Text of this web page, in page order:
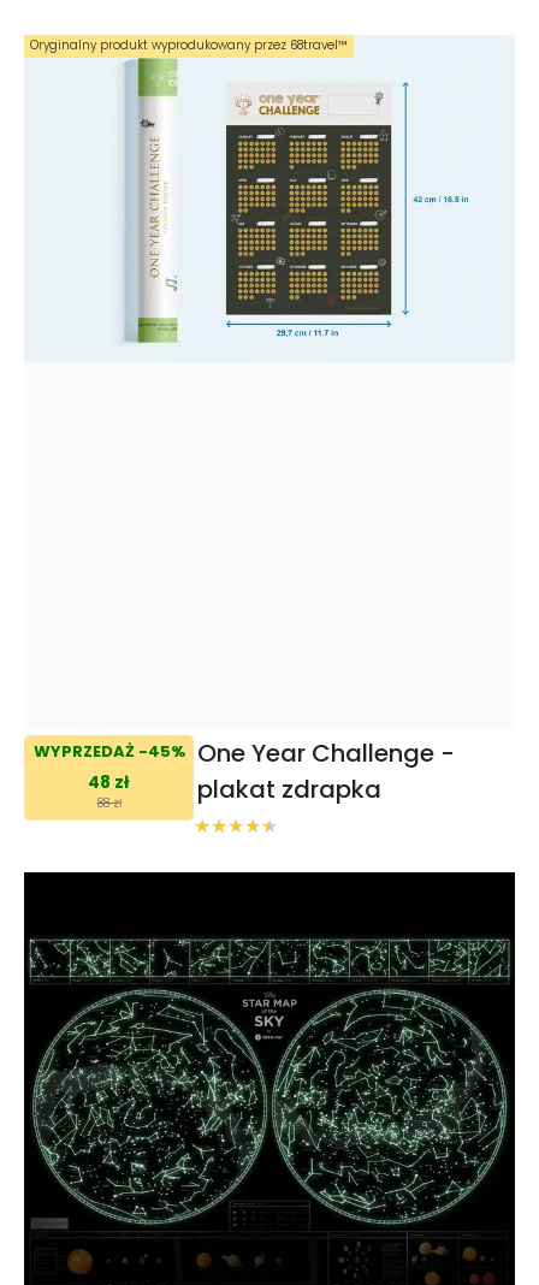
WYPRZEDAŻ -45%
48 zł
88 zł
One Year Challenge -
plakat zdrapka
Oryginalny produkt wyprodukowany przez 68travel™️